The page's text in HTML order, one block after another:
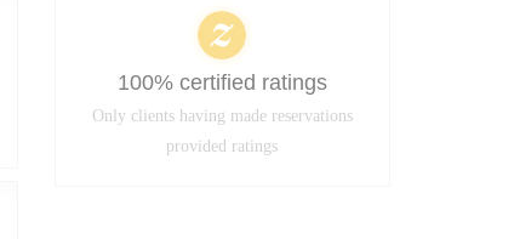
100% certified ratings
Only clients having made reservations
provided ratings